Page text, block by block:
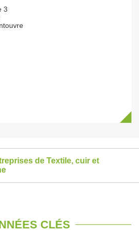
3
de Textile, cuir et
CLÉS